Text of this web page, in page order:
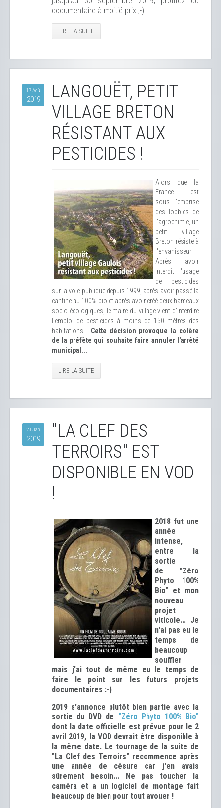
documentaire à moitié prix ;-)
LIRE LA SUITE
17 Aoû
2019
LANGOUËT, PETIT
VILLAGE BRETON
RÉSISTANT AUX
PESTICIDES !
Alors que la
France est
sous l'emprise
des lobbies de
l'agrochimie, un
petit village
Breton résiste à
l'envahisseur !
Après avoir
interdit l'usage
de pesticides
sur la voie publique depuis 1999, après avoir passé la
cantine au 100% bio et après avoir créé deux hameaux
socio-écologiques, le maire du village vient d'interdire
l'emploi de pesticides à moins de 150 mètres des
habitations ! Cette décision provoque la colère
de la préfète qui souhaite faire annuler l'arrêté
municipal...
LIRE LA SUITE
20 Jan
2019
"LA CLEF DES
TERROIRS" EST
DISPONIBLE EN VOD
!
2018 fut une
année
intense,
entre la
sortie
de "Zéro
Phyto 100%
Bio" et mon
nouveau
projet
viticole... Je
n'ai pas eu le
temps de
beaucoup
souffler
mais j'ai tout de même eu le temps de
faire le point sur les futurs projets
documentaires :-)
2019 s'annonce plutôt bien partie avec la
sortie du DVD de "Zéro Phyto 100% Bio"
dont la date officielle est prévue pour le 2
avril 2019, la VOD devrait être disponible à
la même date. Le tournage de la suite de
"La Clef des Terroirs" recommence après
une année de césure car j'en avais
sûrement besoin... Ne pas toucher la
caméra et a un logiciel de montage fait
beaucoup de bien pour tout avouer !